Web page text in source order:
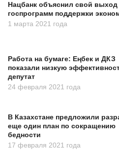
Нацбанк объяснил свой выход
госпрограмм поддержки
1 марта 2021 года
Работа на бумаге: Еңбек и ДКЗ
показали низкую
депутат
24 февраля 2021 года
В Казахстане предложили
еще один план по сокращению
бедности
17 февраля 2021 года